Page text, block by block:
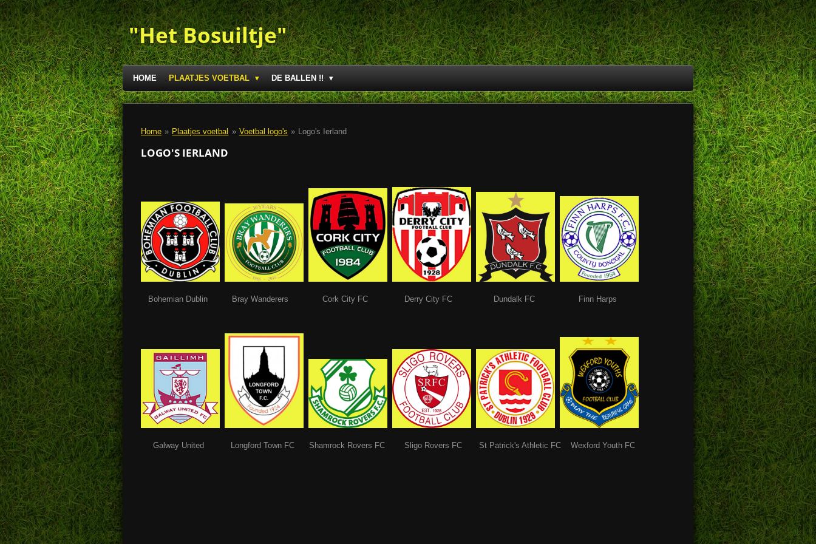
Ga
direct
naar
de
hoofdinhoud
"Het Bosuiltje"
HOME PLAATJES VOETBAL DE BALLEN !!
Home » Plaatjes voetbal » Voetbal logo's » Logo's Ierland
LOGO'S IERLAND
Bohemian Dublin Bray Wanderers Cork City FC Derry City FC Dundalk FC Finn Harps
Galway United Longford Town FC Shamrock Rovers FC Sligo Rovers FC St Patrick's Athletic FC Wexford Youth FC